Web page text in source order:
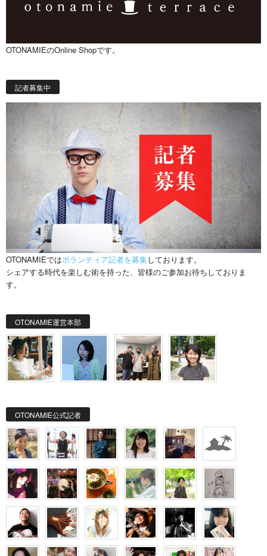
OTONAMIEのOnline Shopです。
記者募集中
OTONAMIEではボランティア記者を募集しております。
シェアする時代を楽しむ術を持った、皆様のご参加お待ちしておりま
す。
OTONAMIE運営本部
OTONAMIE公式記者